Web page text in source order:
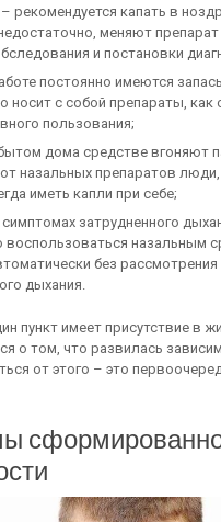
– рекомендуется капать в
меняют
и постановки
постоянно имеются
носит с собой препараты, как
пользования;
дома средстве вгоняют
назальных препаратов люди,
иметь капли при себе;
затрудненного
воспользоваться назальным
без
дыхания.
пункт имеет присутствие в
о том, что развилась
от этого – это